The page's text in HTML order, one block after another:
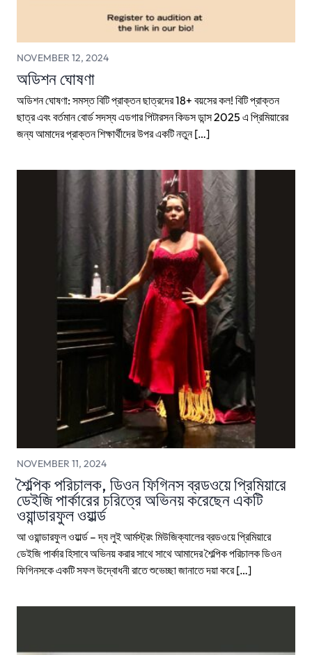
NOVEMBER 12, 2024
অডিশন ঘোষণা
অডিশন ঘোষণা: সমস্ত বিটি প্রাক্তন ছাত্রদের 18+ বয়সের কল! বিটি প্রাক্তন
ছাত্র এবং বর্তমান বোর্ড সদস্য এডগার পিটারসন কিডস ডান্স 2025 এ প্রিমিয়ারের
জন্য আমাদের প্রাক্তন শিক্ষার্থীদের উপর একটি নতুন […]
NOVEMBER 11, 2024
শৈল্পিক পরিচালক, ডিওন ফিগিনস ব্রডওয়ে প্রিমিয়ারে
ডেইজি পার্কারের চরিত্রে অভিনয় করেছেন একটি
ওয়ান্ডারফুল ওয়ার্ল্ড
আ ওয়ান্ডারফুল ওয়ার্ল্ড – দ্য লুই আর্মস্ট্রং মিউজিক্যালের ব্রডওয়ে প্রিমিয়ারে
ডেইজি পার্কার হিসাবে অভিনয় করার সাথে সাথে আমাদের শৈল্পিক পরিচালক ডিওন
ফিগিনসকে একটি সফল উদ্বোধনী রাতে শুভেচ্ছা জানাতে দয়া করে […]